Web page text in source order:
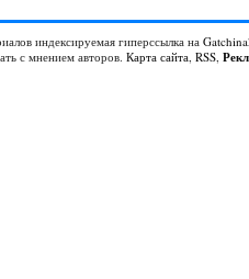
индексируемая гиперссылка на
с мнением авторов. Карта сайта, RSS,